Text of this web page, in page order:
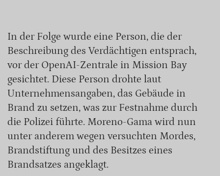
In der Folge wurde eine Person, die der
Beschreibung des Verdächtigen entsprach,
vor der OpenAI-Zentrale in Mission Bay
gesichtet. Diese Person drohte laut
Unternehmensangaben, das Gebäude in
Brand zu setzen, was zur Festnahme durch
die Polizei führte. Moreno-Gama wird nun
unter anderem wegen versuchten Mordes,
Brandstiftung und des Besitzes eines
Brandsatzes angeklagt.